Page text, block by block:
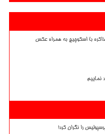
با اسکوچیچ به همراه عکس
نماییم
را نگران کرد!